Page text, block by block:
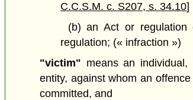
C.C.S.M. c. S207, s. 34.10]
(b) an Act or regulation
regulation; (« infraction »)
"victim" means an
entity, against whom an
committed, and